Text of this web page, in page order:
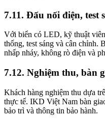
7.11. Đấu nối điện, test
Với biển có LED, kỹ thuật
thống, test sáng và cân chỉnh.
nhấp nháy, không rò điện và
7.12. Nghiệm thu, bàn
Khách hàng nghiệm thu dựa
thực tế. IKD Việt Nam bàn
bảo trì và thông tin bảo hành.